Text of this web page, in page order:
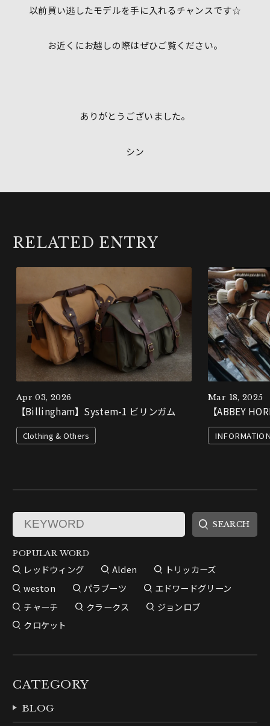
以前買い逃したモデルを手に入れるチャンスです☆
お近くにお越しの際はぜひご覧ください。
ありがとうございました。
シン
RELATED ENTRY
Apr 03, 2026
【Billingham】System-1 ビリンガム
Clothing & Others
Mar 18, 2025
【ABBEY
POPULAR WORD
レッドウィング Alden
トリッカーズ
weston
パラブーツ
エドワードグリーン
チャーチ
クラークス
ジョンロブ
クロケット
CATEGORY
BLOG